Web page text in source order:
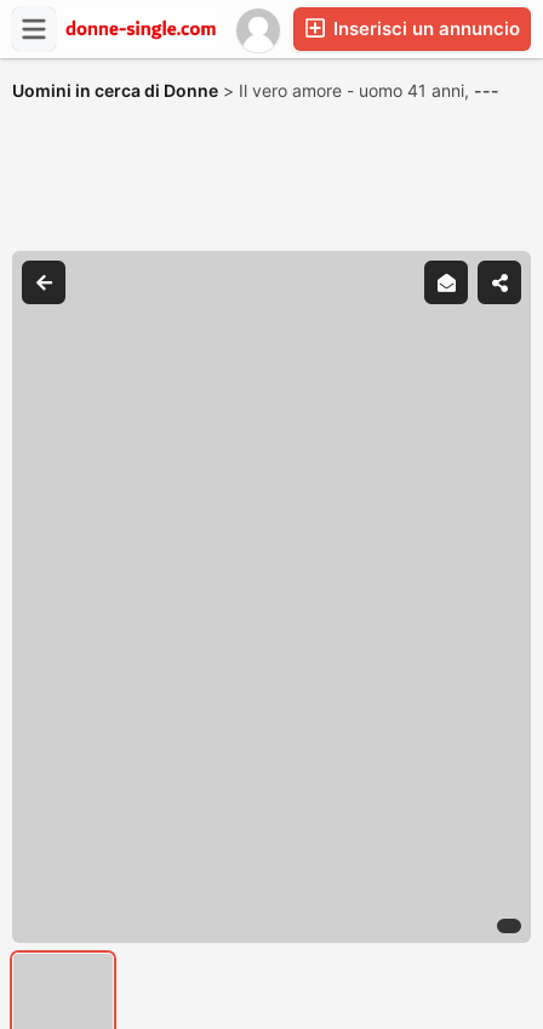
Inserisci un annuncio
Uomini in cerca di Donne > Il vero amore - uomo 41 anni, ---